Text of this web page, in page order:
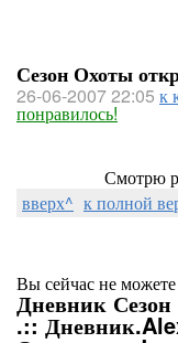
Сезон Охоты
26-06-2007 22:05 к
понравилось!
Смотрю
вверх^ к полной
Вы сейчас не
Дневник
.::